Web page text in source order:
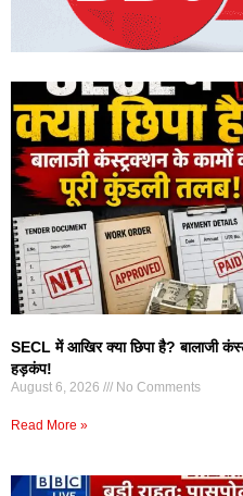
SECL में आखिर क्या छिपा है? बालाजी
हड़कंप!
August 6, 2026 No Comments
Read More »